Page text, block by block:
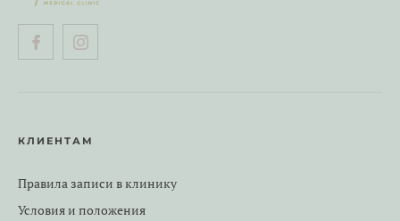
КЛИЕНТАМ
Правила записи в клинику
Условия и положения